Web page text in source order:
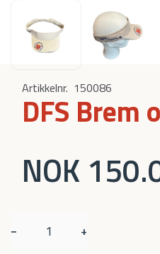
Artikkelnr. 150086
DFS
NOK
− +